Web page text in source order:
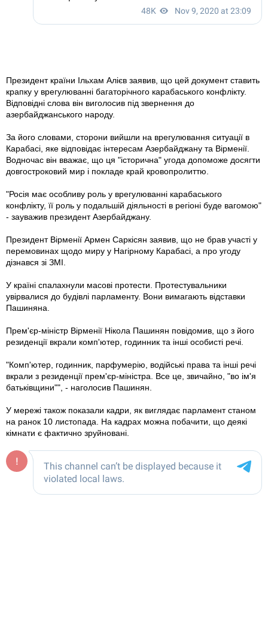
Президент країни Ільхам Алієв заявив, що цей документ ставить
крапку у врегулюванні багаторічного карабаського конфлікту.
Відповідні слова він виголосив під звернення до
азербайджанського народу.
За його словами, сторони вийшли на врегулювання ситуації в
Карабасі, яке відповідає інтересам Азербайджану та Вірменії.
Водночас він вважає, що ця "історична" угода допоможе досягти
довгостроковий мир і покладе край кровопролиттю.
"Росія має особливу роль у врегулюванні карабаського
конфлікту, її роль у подальшій діяльності в регіоні буде вагомою"
- зауважив президент Азербайджану.
Президент Вірменії Армен Саркісян заявив, що не брав участі у
перемовинах щодо миру у Нагірному Карабасі, а про угоду
дізнався зі ЗМІ.
У країні спалахнули масові протести. Протестувальники
увірвалися до будівлі парламенту. Вони вимагають відставки
Пашиняна.
Прем'єр-міністр Вірменії Нікола Пашинян повідомив, що з його
резиденції вкрали комп'ютер, годинник та інші особисті речі.
"Комп'ютер, годинник, парфумерію, водійські права та інші речі
вкрали з резиденції прем'єр-міністра. Все це, звичайно, "во ім'я
батьківщини"", - наголосив Пашинян.
У мережі також показали кадри, як виглядає парламент станом
на ранок 10 листопада. На кадрах можна побачити, що деякі
кімнати є фактично зруйновані.